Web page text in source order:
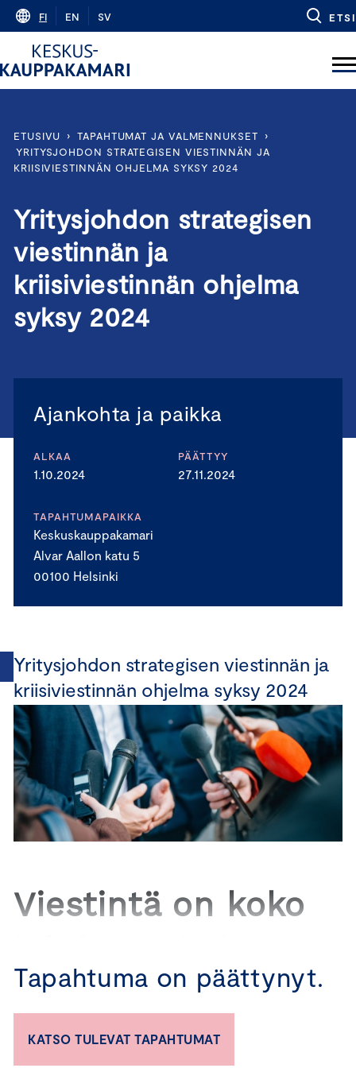
Skip
content
FI EN SV ETSI
ETUSIVU › TAPAHTUMAT JA VALMENNUKSET
›
YRITYSJOHDON STRATEGISEN VIESTINNÄN JA
KRIISIVIESTINNÄN OHJELMA SYKSY 2024
Yritysjohdon strategisen
viestinnän ja
kriisiviestinnän ohjelma
syksy 2024
Ajankohta ja paikka
ALKAA
1.10.2024
PÄÄTTYY
27.11.2024
TAPAHTUMAPAIKKA
Keskuskauppakamari
Alvar Aallon katu 5
00100 Helsinki
Yritysjohdon strategisen viestinnän ja
kriisiviestinnän ohjelma syksy 2024
Viestintä on koko
strategisella
toteutuksella
Tapahtuma on päättynyt.
KATSO TULEVAT TAPAHTUMAT